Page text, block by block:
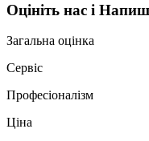
Оцініть нас і
Загальна оцінка
Сервіс
Професіоналізм
Ціна